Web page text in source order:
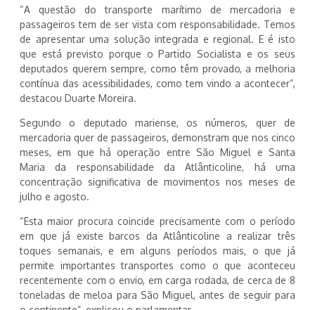
“A questão do transporte marítimo de mercadoria e
passageiros tem de ser vista com responsabilidade. Temos
de apresentar uma solução integrada e regional. E é isto
que está previsto porque o Partido Socialista e os seus
deputados querem sempre, como têm provado, a melhoria
contínua das acessibilidades, como tem vindo a acontecer”,
destacou Duarte Moreira.
Segundo o deputado mariense, os números, quer de
mercadoria quer de passageiros, demonstram que nos cinco
meses, em que há operação entre São Miguel e Santa
Maria da responsabilidade da Atlânticoline, há uma
concentração significativa de movimentos nos meses de
julho e agosto.
“Esta maior procura coincide precisamente com o período
em que já existe barcos da Atlânticoline a realizar três
toques semanais, e em alguns períodos mais, o que já
permite importantes transportes como o que aconteceu
recentemente com o envio, em carga rodada, de cerca de 8
toneladas de meloa para São Miguel, antes de seguir para